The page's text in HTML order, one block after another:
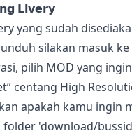
𝗟𝗶𝘃𝗲𝗿𝘆
yang sudah
silakan masuk ke
pilih MOD yang
centang High
apakah kamu ingin
folder 'download/